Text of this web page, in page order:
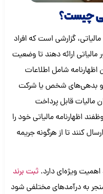
چیست؟
گزارشی است که افراد
ارائه دهند تا وضعیت
اظهارنامه شامل اطلاعات
و بدهی‌های شخص یا شرکت
مالیات قابل پرداخت
اظهارنامه مالیاتی خود را
کنند تا از هرگونه جریمه
ویژه‌ای دارد. ثبت برند
به درآمدهای مختلفی شود